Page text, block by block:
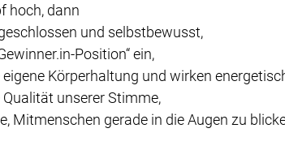
hoch, dann
und selbstbewusst,
Position“ ein,
Körperhaltung und wirken
unserer Stimme,
Mitmenschen gerade in die Augen zu